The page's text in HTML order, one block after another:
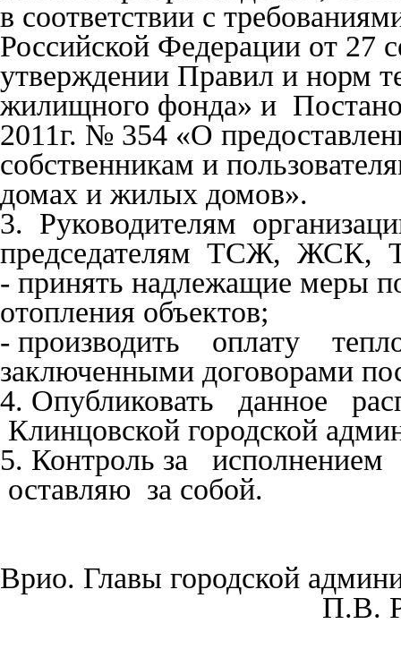
в соответствии с
Российской Федерации от 27
утверждении Правил и норм
жилищного фонда» и
2011г. № 354 «О
собственникам и
домах и жилых домов».
3. Руководителям
председателям ТСЖ, ЖСК,
- принять надлежащие меры
отопления объектов;
- производить оплату
заключенными договорами
4. Опубликовать данное
Клинцовской городской
5. Контроль за
оставляю за собой.
Врио. Главы городской
П.В.